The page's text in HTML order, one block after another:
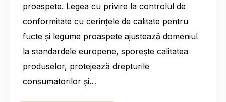
proaspete. Legea cu privire la controlul de
conformitate cu cerințele de calitate pentru
fucte și legume proaspete ajustează domeniul
la standardele europene, sporește calitatea
produselor, protejează drepturile
consumatorilor și…